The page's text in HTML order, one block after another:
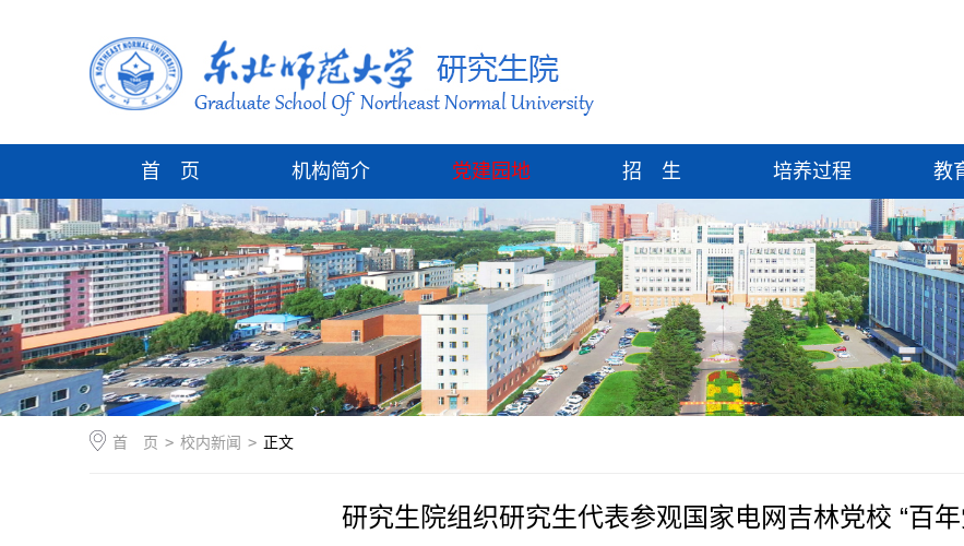
首 页 机构简介 党建园地 招 生 培养过程 教
首 页 > 校内新闻 > 正文
研究生院组织研究生代表参观国家电网吉林党校 “百